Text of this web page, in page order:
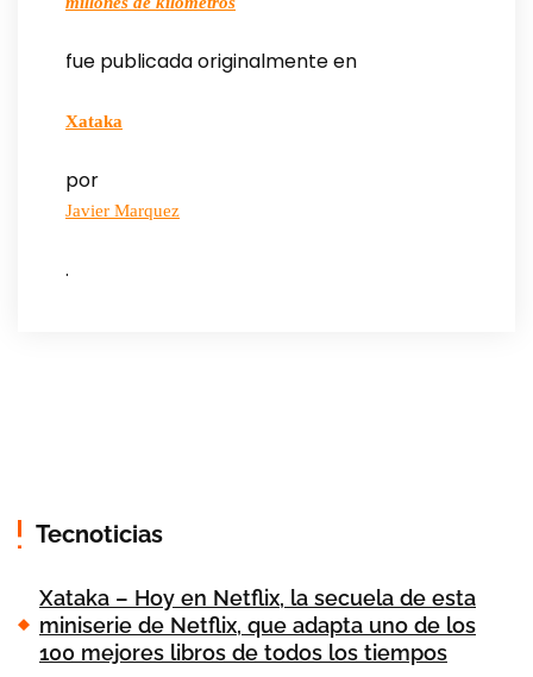
fue publicada originalmente en
Xataka
por
Javier Marquez
.
Tecnoticias
Xataka – Hoy en Netflix, la secuela de esta
miniserie de Netflix, que adapta uno de los
100 mejores libros de todos los tiempos